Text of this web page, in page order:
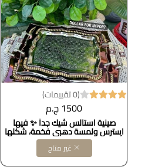
(0 تقييمات)
1500 ج.م
صينية استالس شيك جداً ✨ فيها
استرس ولمسة دهبي فخمة، شكلها
أنيق وراقي، طقم قطعتين مستطيل
ينفع للتقديم في المناسبات أو كديكور
فخم في البيت. Dollars for import
غير متاح